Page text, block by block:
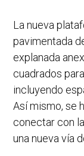
La nueva
pavimentada
explanada
cuadrados
incluyendo
Así mismo, se
conectar con
una nueva vía